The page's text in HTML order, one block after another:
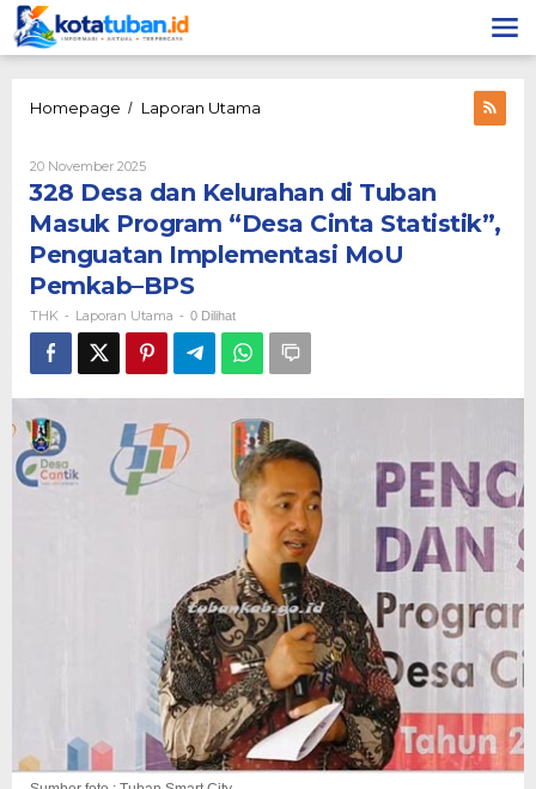
Lewati
ke
konten
Homepage / Laporan Utama
di
Masuk
Program
Penguatan
Implementasi
BPS
20 November 2025Oleh
THK
328 Desa dan Kelurahan di Tuban
Masuk Program “Desa Cinta Statistik”,
Penguatan Implementasi MoU
Pemkab–BPS
THK - Laporan Utama - 0 Dilihat